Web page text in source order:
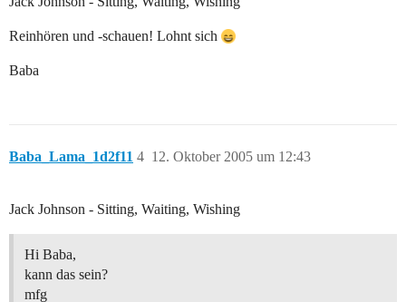
Reinhören und -schauen! Lohnt sich
Baba
Baba_Lama_1d2f11 12. Oktober 2005 um 12:43
4
Jack Johnson - Sitting, Waiting, Wishing
Hi Baba,
kann das sein?
mfg